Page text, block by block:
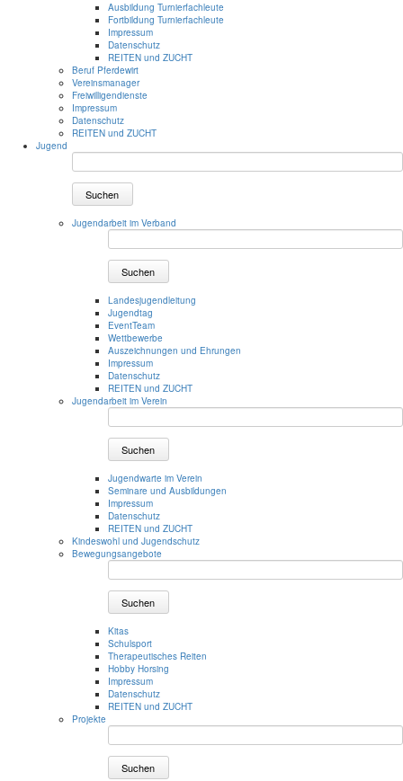
Ausbildung Turnierfachleute
Fortbildung Turnierfachleute
Impressum
Datenschutz
REITEN und ZUCHT
Beruf Pferdewirt
Vereinsmanager
Freiwilligendienste
Impressum
Datenschutz
REITEN und ZUCHT
Jugend
Suchen
Jugendarbeit im Verband
Suchen
Landesjugendleitung
Jugendtag
EventTeam
Wettbewerbe
Auszeichnungen und Ehrungen
Impressum
Datenschutz
REITEN und ZUCHT
Jugendarbeit im Verein
Suchen
Jugendwarte im Verein
Seminare und Ausbildungen
Impressum
Datenschutz
REITEN und ZUCHT
Kindeswohl und Jugendschutz
Bewegungsangebote
Suchen
Kitas
Schulsport
Therapeutisches Reiten
Hobby Horsing
Impressum
Datenschutz
REITEN und ZUCHT
Projekte
Suchen